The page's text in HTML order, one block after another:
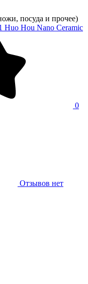
посуда и прочее)
Huo Hou Nano Ceramic
0
Отзывов нет